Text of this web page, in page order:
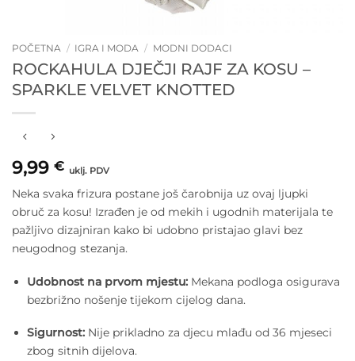
POČETNA / IGRA I MODA / MODNI DODACI
ROCKAHULA DJEČJI RAJF ZA KOSU –
SPARKLE VELVET KNOTTED
9,99 € uklj. PDV
Neka svaka frizura postane još čarobnija uz ovaj ljupki
obruč za kosu! Izrađen je od mekih i ugodnih materijala te
pažljivo dizajniran kako bi udobno pristajao glavi bez
neugodnog stezanja.
Udobnost na prvom mjestu:Mekana podloga osigurava
bezbrižno nošenje tijekom cijelog dana.
Sigurnost:Nije prikladno za djecu mlađu od 36 mjeseci
zbog sitnih dijelova.